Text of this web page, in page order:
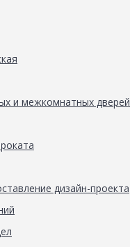
и межкомнатных дверей
дизайн-проекта